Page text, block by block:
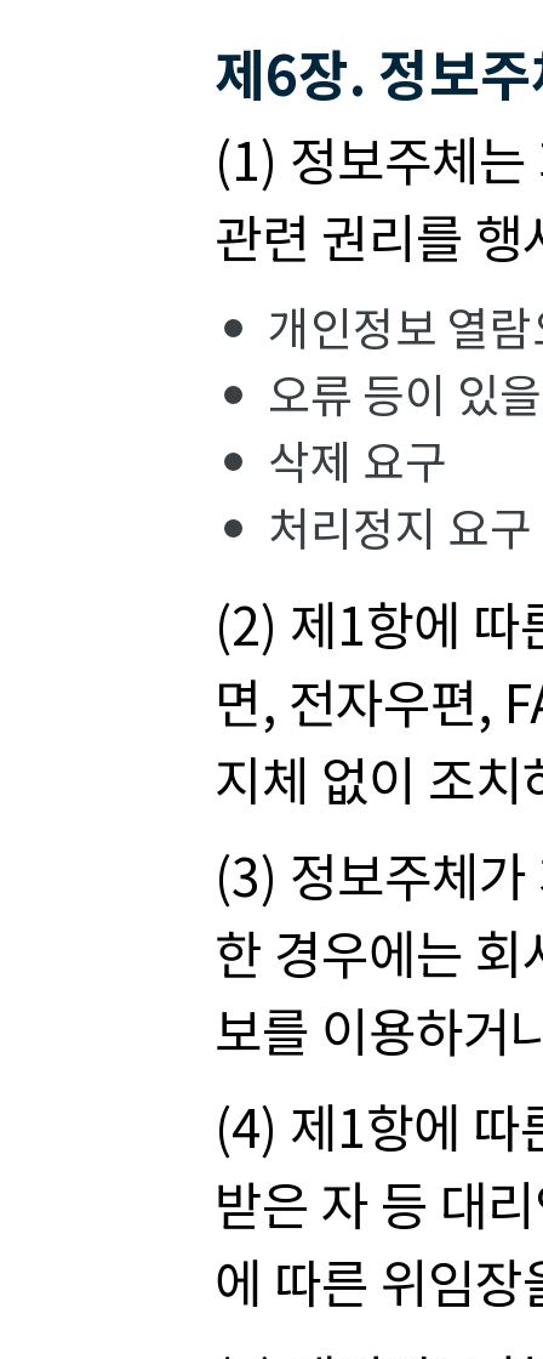
제6장. 정보
(1) 정보주체
관련 권리를
개인정보 열
오류 등이 있
삭제 요구
처리정지 요구
(2) 제1항에 따
면, 전자우편,
지체 없이 조
(3) 정보주체
한 경우에는
보를 이용하거
(4) 제1항에 따
받은 자 등 대
에 따른 위임